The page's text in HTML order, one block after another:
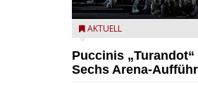
Turandot in der Arena von
AKTUELL
Puccinis
Sechs Arena-